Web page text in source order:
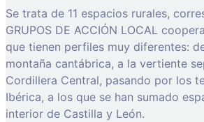
Se trata de 11 espacios rurales,
GRUPOS DE ACCIÓN LOCAL
que tienen perfiles muy diferentes:
montaña cantábrica, a la vertiente
Cordillera Central, pasando por los
Ibérica, a los que se han sumado
interior de Castilla y León.